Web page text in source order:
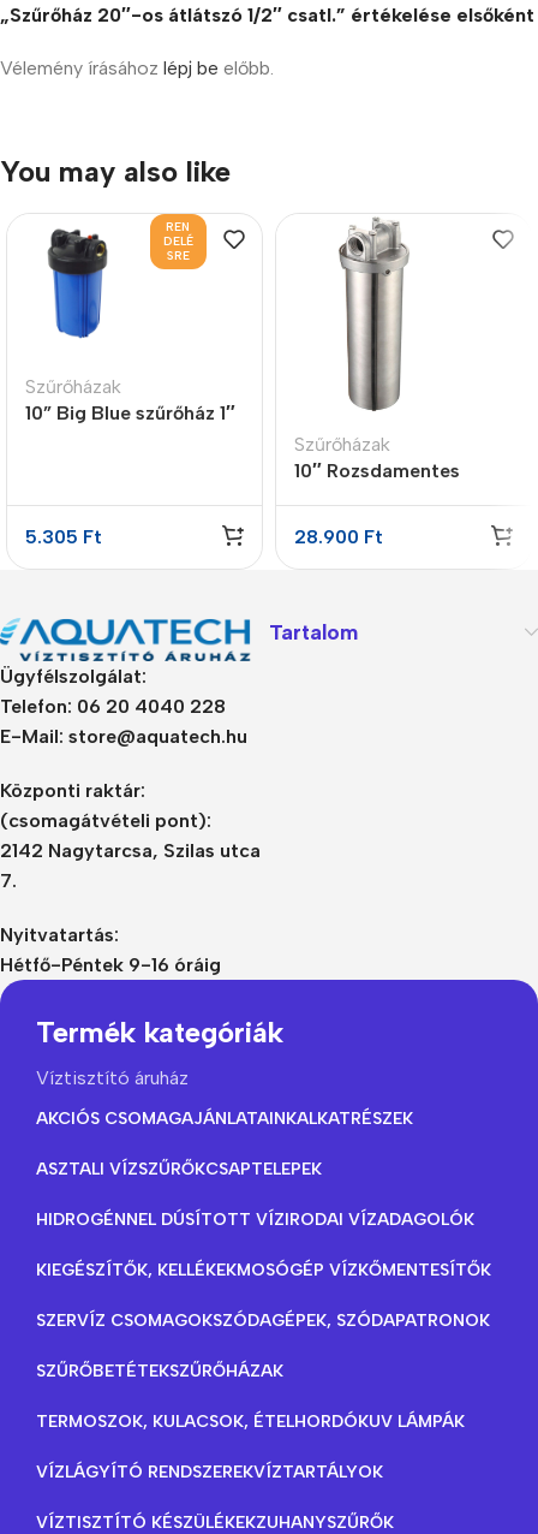
„Szűrőház 20″-os átlátszó 1/2″ csatl.” értékelése elsőként
Vélemény írásához lépj be előbb.
You may also like
REN
DELÉ
SRE
Szűrőházak
10” Big Blue szűrőház 1″
5.305 Ft
Szűrőházak
10″ Rozsdamentes
bemenettel, forró vizes
légtelenítővel
28.900 Ft
Ügyfélszolgálat:
Telefon: 06 20 4040 228
E-Mail: store@aquatech.hu
Központi raktár:
(csomagátvételi pont):
2142 Nagytarcsa, Szilas utca
7.
Nyitvatartás:
Hétfő-Péntek 9-16 óráig
Tartalom
Termék kategóriák
Víztisztító áruház
AKCIÓS CSOMAGAJÁNLATAINKALKATRÉSZEK
ASZTALI VÍZSZŰRŐKCSAPTELEPEK
HIDROGÉNNEL DÚSÍTOTT VÍZIRODAI VÍZADAGOLÓK
KIEGÉSZÍTŐK, KELLÉKEKMOSÓGÉP VÍZKŐMENTESÍTŐK
SZERVÍZ CSOMAGOKSZÓDAGÉPEK, SZÓDAPATRONOK
SZŰRŐBETÉTEKSZŰRŐHÁZAK
TERMOSZOK, KULACSOK, ÉTELHORDÓKUV LÁMPÁK
VÍZLÁGYÍTÓ RENDSZEREKVÍZTARTÁLYOK
VÍZTISZTÍTÓ KÉSZÜLÉKEKZUHANYSZŰRŐK